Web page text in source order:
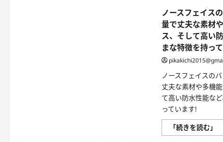
関
係
を
深
め
る
法
つ
い
て
さ
ら
む
ノースフェイス
量で丈夫な素材
ス、そして高い
まな特徴を持っ
ノースフェイスの
丈夫な素材や多機
て高い防水性能な
っています!
「続きを読む」
ー